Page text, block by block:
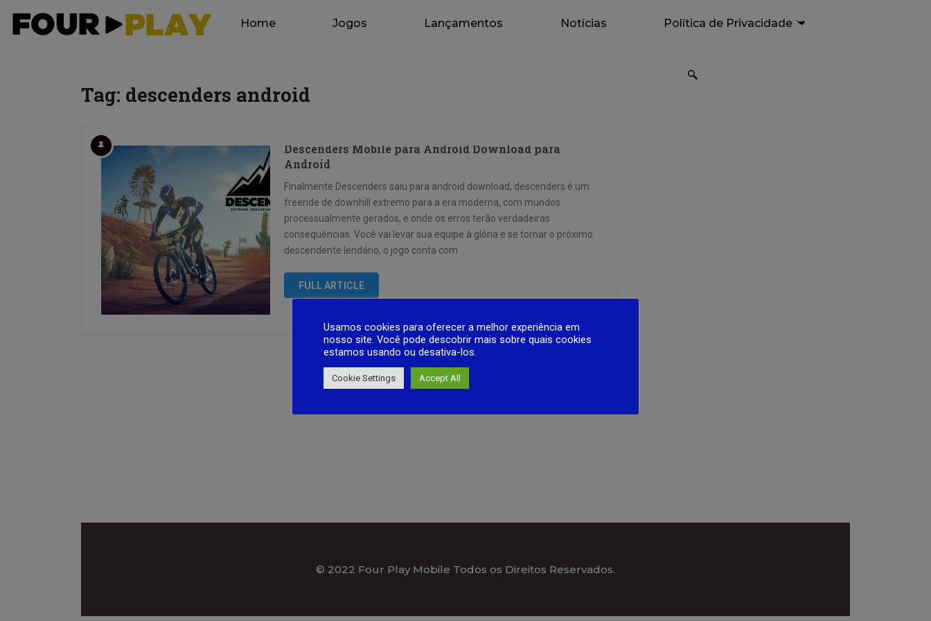
Home Jogos Lançamentos Notícias Política de Privacidade
Tag: descenders android
Descenders Mobile para Android Download para
Android
Finalmente Descenders saiu para android download, descenders é um
freeride de downhill extremo para a era moderna, com mundos
processualmente gerados, e onde os erros terão verdadeiras
consequências. Você vai levar sua equipe à glória e se tornar o próximo
descendente lendário, o jogo conta com …
FULL ARTICLE
© 2022 Four Play Mobile Todos os Direitos Reservados.
Usamos cookies para oferecer a melhor experiência em
nosso site. Você pode descobrir mais sobre quais cookies
estamos usando ou desativa-los.
Cookie Settings Accept All